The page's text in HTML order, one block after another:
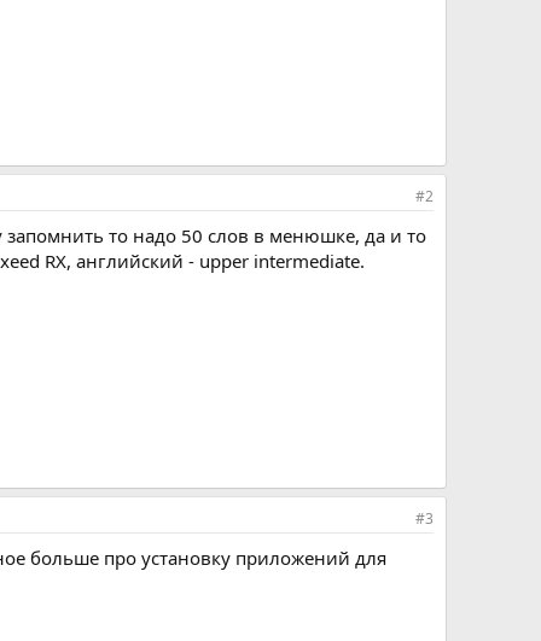
#2
запомнить то надо 50 слов в менюшке, да и то
RX, английский - upper intermediate.
#3
больше про установку приложений для